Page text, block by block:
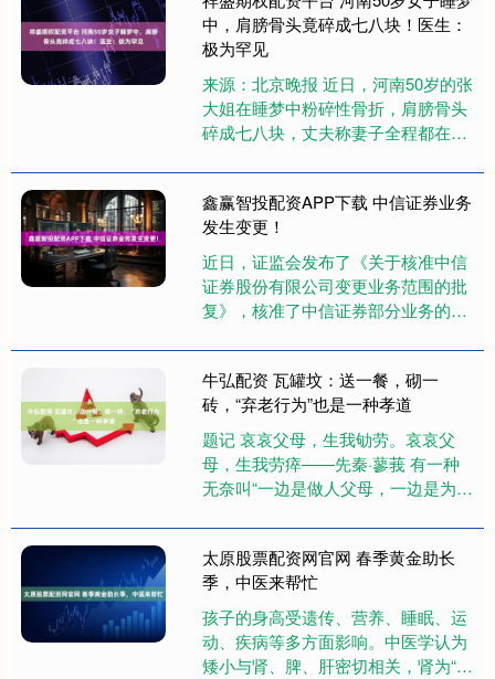
中，肩膀骨头竟碎成七八块！医生：
极为罕见
来源：北京晚报 近日，河南50岁的张
大姐在睡梦中粉碎性骨折，肩膀骨头
碎成七八块，丈夫称妻子全程都在床
任刘涛称：“第一反应不敢相....
鑫赢智投配资APP下载 中信证券业务
发生变更！
近日，证监会发布了《关于核准中信
证券股份有限公司变更业务范围的批
复》，核准了中信证券部分业务的变
股份有限公司关于变更经营证券期....
牛弘配资 瓦罐坟：送一餐，砌一
砖，“弃老行为”也是一种孝道
题记 哀哀父母，生我劬劳。哀哀父
母，生我劳瘁——先秦·蓼莪 有一种
无奈叫“一边是做人父母，一边是为人
人会疑惑，为什么儿女能....
太原股票配资网官网 春季黄金助长
季，中医来帮忙
孩子的身高受遗传、营养、睡眠、运
动、疾病等多方面影响。中医学认为
矮小与肾、脾、肝密切相关，肾为“先